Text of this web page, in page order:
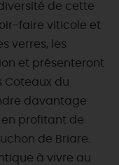
de cette
faire viticole et
verres, les
et présenteront
Coteaux du
davantage
en profitant de
de Briare.
à vivre au